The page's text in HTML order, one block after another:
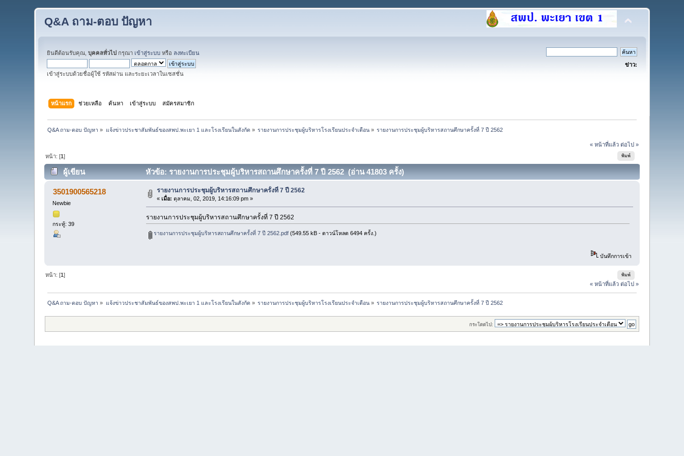
Q&A ถาม-ตอบ ปัญหา
ยินดีต้อนรับคุณ,บุคคลทั่วไป กรุณา เข้าสู่ระบบ หรือ ลงทะเบียน
เข้าสู่ระบบด้วยชื่อผู้ใช้ รหัสผ่าน และระยะเวลาในเซสชั่น
ข่าว:
หน้าแรก ช่วยเหลือ ค้นหา เข้าสู่ระบบ สมัครสมาชิก
Q&A ถาม-ตอบ ปัญหา » แจ้งข่าวประชาสัมพันธ์ของสพป.พะเยา 1 และโรงเรียนในสังกัด » รายงานการประชุมผู้บริหารโรงเรียนประจำเดือน » รายงานการประชุมผู้บริหารสถานศึกษาครั้งที่ 7 ปี 2562
« หน้าที่แล้ว ต่อไป »
พิมพ์
หน้า: [1]
ผู้เขียน หัวข้อ: รายงานการประชุมผู้บริหารสถานศึกษาครั้งที่ 7 ปี 2562 (อ่าน 41803 ครั้ง)
3501900565218
Newbie
กระทู้: 39
รายงานการประชุมผู้บริหารสถานศึกษาครั้งที่ 7 ปี 2562
«เมื่อ: ตุลาคม, 02, 2019, 14:16:09 pm »
รายงานการประชุมผู้บริหารสถานศึกษาครั้งที่ 7 ปี 2562
รายงานการประชุมผู้บริหารสถานศึกษาครั้งที่ 7 ปี 2562.pdf (549.55 kB - ดาวน์โหลด 6494 ครั้ง.)
บันทึกการเข้า
พิมพ์
หน้า: [1]
« หน้าที่แล้ว ต่อไป »
Q&A ถาม-ตอบ ปัญหา » แจ้งข่าวประชาสัมพันธ์ของสพป.พะเยา 1 และโรงเรียนในสังกัด » รายงานการประชุมผู้บริหารโรงเรียนประจำเดือน » รายงานการประชุมผู้บริหารสถานศึกษาครั้งที่ 7 ปี 2562
กระโดดไป: